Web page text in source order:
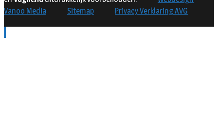
Vanoo Media
Sitemap Privacy Verklaring AVG